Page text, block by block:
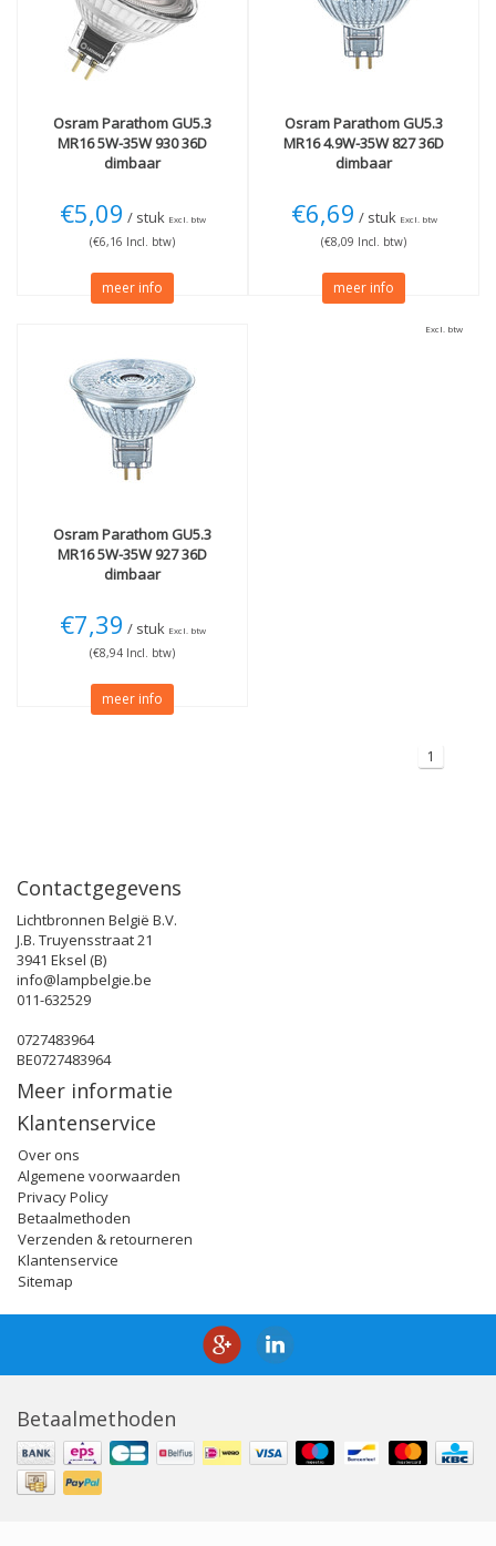
OsramParathom GU5.3
MR16 5W-35W 930 36D
dimbaar
€5,09 / stuk Excl. btw
(€6,16 Incl. btw)
meer info
OsramParathom GU5.3
MR16 4.9W-35W 827 36D
dimbaar
€6,69 / stuk Excl. btw
(€8,09 Incl. btw)
meer info
OsramParathom GU5.3
MR16 5W-35W 927 36D
dimbaar
€7,39 / stuk Excl. btw
(€8,94 Incl. btw)
meer info
Excl. btw
1
Contactgegevens
Lichtbronnen België B.V.
J.B. Truyensstraat 21
3941 Eksel (B)
info@lampbelgie.be
011-632529
0727483964
BE0727483964
Meer informatie
Klantenservice
Over ons
Algemene voorwaarden
Privacy Policy
Betaalmethoden
Verzenden & retourneren
Klantenservice
Sitemap
Betaalmethoden